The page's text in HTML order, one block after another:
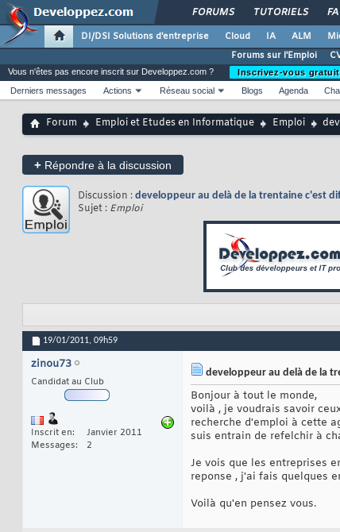
FORUMS TUTORIELS
DI/DSI Solutions d'entreprise Cloud IA ALM
Forums sur l'Emploi
Vous n'êtes pas encore inscrit sur Developpez.com ?
Inscrivez-vous
Derniers messages
Actions Réseau social Blogs Agenda
Forum Emploi et Etudes en Informatique Emploi
+ Répondre à la discussion
Discussion : developpeur au delà de la trentaine c'est
Sujet : Emploi
19/01/2011, 09h59
zinou73
Candidat au Club
Inscrit en
Janvier 2011
Messages
2
developpeur au delà de la
Bonjour à tout le monde,
voilà , je voudrais savoir
recherche d'emploi à cette
suis entrain de refelchir à
Je vois que les entreprises
reponse , j'ai fais quelques
Voilà qu'en pensez vous.